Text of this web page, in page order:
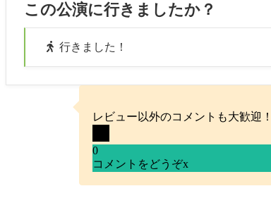
この公演に行きましたか？
行きました！
レビュー以外のコメントも大歓迎
0
コメントをどうぞx